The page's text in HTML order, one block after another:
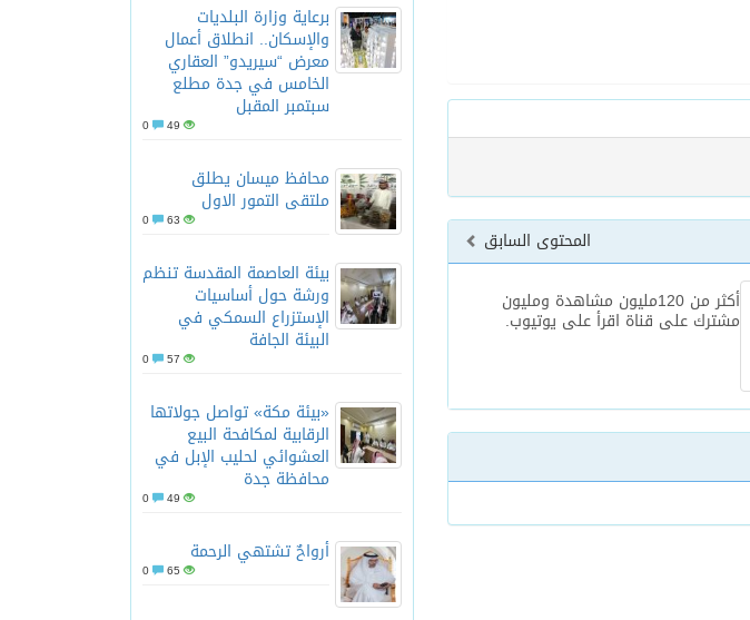
برعاية وزارة البلديات
والإسكان.. انطلاق أعمال
معرض “سيريدو” العقاري
الخامس في جدة مطلع
سبتمبر المقبل
49
محافظ ميسان يطلق
ملتقى التمور الاول
63
بيئة العاصمة المقدسة تنظم
ورشة حول أساسيات
الإستزراع السمكي في
البيئة الجافة
57
«بيئة مكة» تواصل جولاتها
الرقابية لمكافحة البيع
العشوائي لحليب الإبل في
محافظة جدة
49
أرواحٌ تشتهي الرحمة
65
المحتوى السابق
أكثر من 120مليون مشاهدة ومليون
مشترك على قناة اقرأ على يوتيوب.